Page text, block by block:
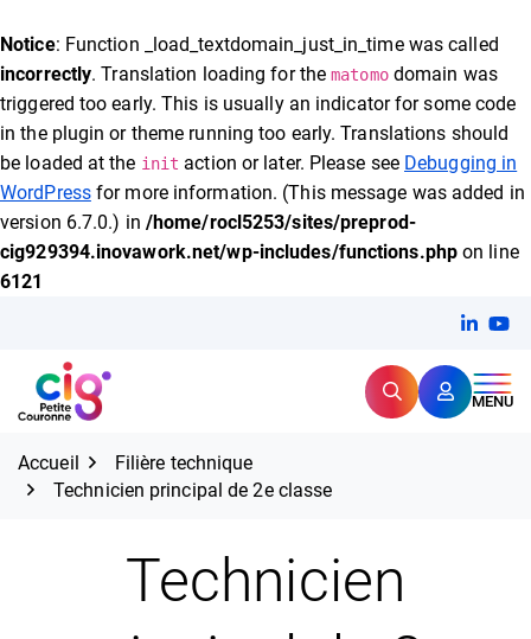
Notice: Function _load_textdomain_just_in_time was called
incorrectly. Translation loading for thematomodomain was
triggered too early. This is usually an indicator for some code
in the plugin or theme running too early. Translations should
be loaded at the init action or later. Please see Debugging in
WordPressfor more information. (This message was added in
version 6.7.0.) in /home/rocl5253/sites/preprod-
cig929394.inovawork.net/wp-includes/functions.phpon line
6121
contenu
CIG Petite Couronne RechercherMENU
CIG Petite Couronne
Expertise et proximité pour
les grands défis RH,
aujourd'hui et demain.
FERMER
Accueil
Filière technique
Technicien principal de 2e classe
Technicien